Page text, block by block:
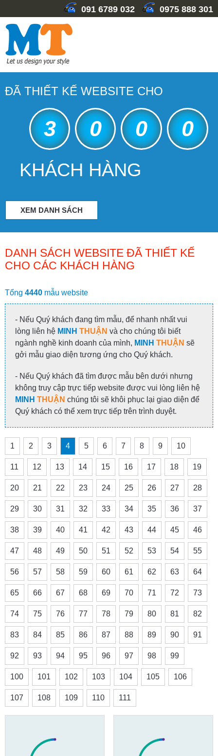
091 6789 032 0975 888 301
ĐÃ THIẾT KẾ WEBSITE CHO
3 0 0 0
KHÁCH HÀNG
XEM DANH SÁCH
DANH SÁCH WEBSITE ĐÃ THIẾT KẾ
CHO CÁC KHÁCH HÀNG
Tổng 4440 mẫu website
- Nếu Quý khách đang tìm mẫu, để nhanh nhất vui
lòng liên hệ MINH THUẬN và cho chúng tôi biết
ngành nghề kinh doanh của mình, MINH THUẬN sẽ
gởi mẫu giao diện tương ứng cho Quý khách.
- Nếu Quý khách đã tìm được mẫu bên dưới nhưng
không truy cập trực tiếp website được vui lòng liên hệ
MINH THUẬN chúng tôi sẽ khôi phục lại giao diện để
Quý khách có thể xem trực tiếp trên trình duyệt.
1 2 3 4 5 6 7 8 9 10
11 12 13 14 15 16 17 18 19
20 21 22 23 24 25 26 27 28
29 30 31 32 33 34 35 36 37
38 39 40 41 42 43 44 45 46
47 48 49 50 51 52 53 54 55
56 57 58 59 60 61 62 63 64
65 66 67 68 69 70 71 72 73
74 75 76 77 78 79 80 81 82
83 84 85 86 87 88 89 90 91
92 93 94 95 96 97 98 99
100 101 102 103 104 105 106
107 108 109 110 111